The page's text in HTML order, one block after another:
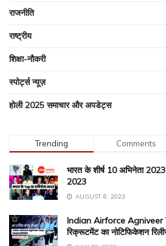
राजनीति
राष्ट्रीय
शिक्षा-नौकरी
स्पोर्ट्स न्यूज़
होली 2025 समाचार और अपडेट्स
Trending Comments
भारत के शीर्ष 10 अभिनेता
2023
AUGUST 6, 2023
Indian Airforce Agniveer
रिक्रूटमेंट का नोटिफिकेशन